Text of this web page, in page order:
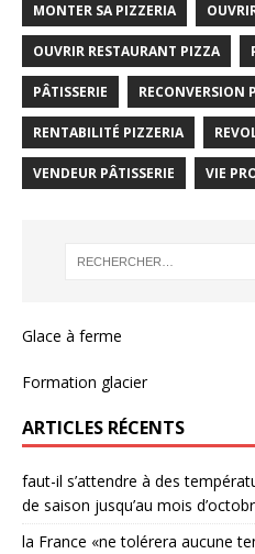
MONTER SA PIZZERIA
OUVRIR RESTAURANT PIZZA
PÂTISSERIE RECONVERSION
RENTABILITÉ PIZZERIA
VENDEUR PÂTISSERIE VIE
Glace à ferme
Formation glacier
ARTICLES RÉCENTS
faut-il s’attendre à des
de saison jusqu’au mois
la France «ne tolérera aucune